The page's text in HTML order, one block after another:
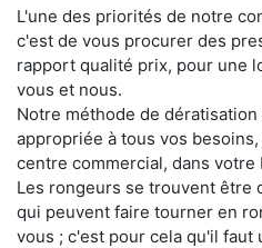
L'une des priorités de notre
c'est de vous procurer des
rapport qualité prix, pour une
vous et nous.
Notre méthode de
appropriée à tous vos
centre commercial, dans
Les rongeurs se trouvent être
qui peuvent faire tourner en
vous ; c'est pour cela qu'il faut